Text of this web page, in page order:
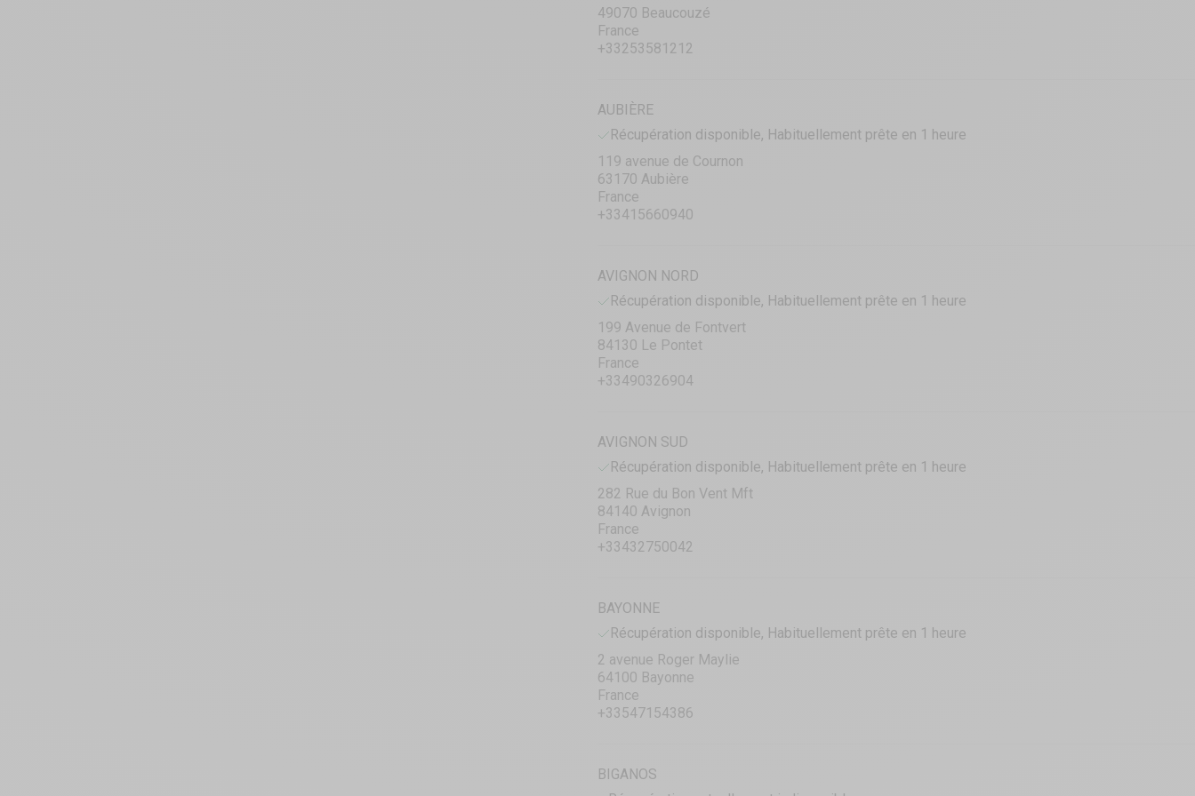
49070 Beaucouzé
France
+33253581212
AUBIÈRE
Récupération disponible, Habituellement prête en 1 heure
119 avenue de Cournon
63170 Aubière
France
+33415660940
AVIGNON NORD
Récupération disponible, Habituellement prête en 1 heure
199 Avenue de Fontvert
84130 Le Pontet
France
+33490326904
AVIGNON SUD
Récupération disponible, Habituellement prête en 1 heure
282 Rue du Bon Vent Mft
84140 Avignon
France
+33432750042
BAYONNE
Récupération disponible, Habituellement prête en 1 heure
2 avenue Roger Maylie
64100 Bayonne
France
+33547154386
BIGANOS